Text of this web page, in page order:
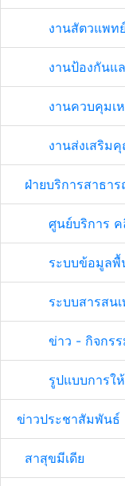
งานสัตวแพท
งานป้องกันแ
งานควบคุมเ
งานส่งเสริม
ฝ่ายบริการสาธา
ศูนย์บริการ
ระบบข้อมูลพื้
ระบบสารสน
ข่าว - กิจกรร
รูปแบบการใ
ข่าวประชาสัมพันธ์
สาสุขมีเดีย